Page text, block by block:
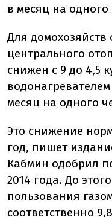
в месяц на одного
Для домохозяйств
центрального
снижен с 9 до 4,5
месяц на одного
Это снижение
год, пишет
Кабмин одобрил
2014 года. До
пользования
соответственно